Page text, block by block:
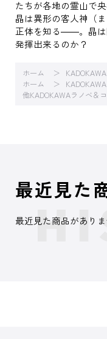
たちが各地の霊山で
晶は異形の客人神（
正体を知る――。晶は
発揮出来るのか？
ホーム
ホーム
他KADOKAWAラノベ＆
最近見た
最近見た商品がありま